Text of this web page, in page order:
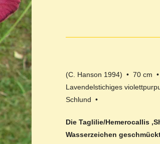
(C. Hanson 1994) • 70
Lavendelstichiges
Schlund •
Die Taglilie/Hemerocallis
Wasserzeichen